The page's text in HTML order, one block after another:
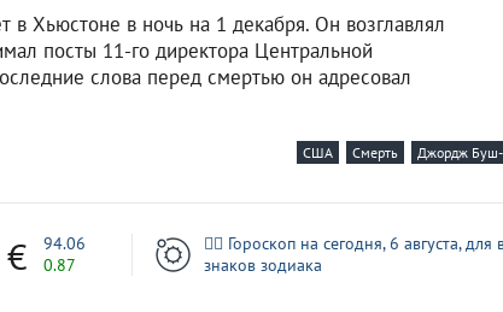
в Хьюстоне в ночь на 1 декабря. Он возглавлял
посты 11-го директора Центральной
слова перед смертью он адресовал
США Смерть Джордж
94.06
0.87
🧙‍♀ Гороскоп на сегодня, 6 августа, для
знаков зодиака